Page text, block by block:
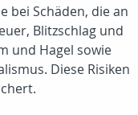
bei Schäden, die an
Blitzschlag und
und Hagel sowie
Diese Risiken